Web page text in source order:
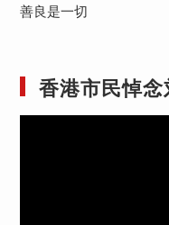
善良是一切
香港市民悼